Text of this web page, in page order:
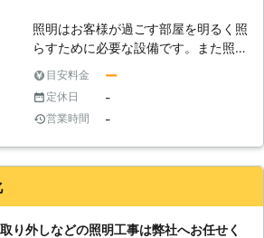
す。お客様のお悩みをお聞かせくださ
い。弊社スタッフが真摯に対応し解決
いたします。
照明はお客様が過ごす部屋を明るく照
らすために必要な設備です。また照明
一つでお部屋全体の雰囲気も変わるで
しょう。照明といっても、電気工事が
必要になるケースやご自身で設置でき
る場合もありますが、前者の場合電気
目安料金 ー
定休日 -
営業時間 -
り外しなどの照明工事は弊社へお任せく